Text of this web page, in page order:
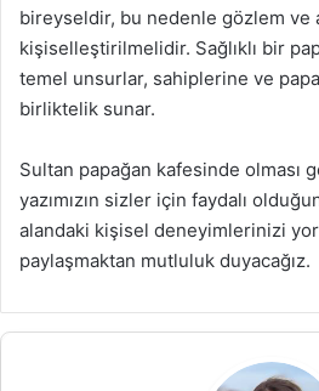
bireyseldir, bu nedenle gözlem ve
kişiselleştirilmelidir. Sağlıklı bir
temel unsurlar, sahiplerine ve
birliktelik sunar.
Sultan papağan kafesinde olması
yazımızın sizler için faydalı
alandaki kişisel deneyimlerinizi
paylaşmaktan mutluluk duyacağız.